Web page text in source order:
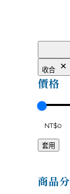
收合
價格
套用
商品